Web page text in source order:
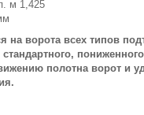
м 1,425
на ворота всех типов
стандартного,
полотна ворот и